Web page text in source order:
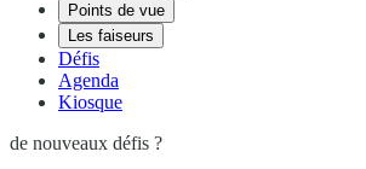
Points de vue
Les faiseurs
Défis
Agenda
Kiosque
de nouveaux défis ?